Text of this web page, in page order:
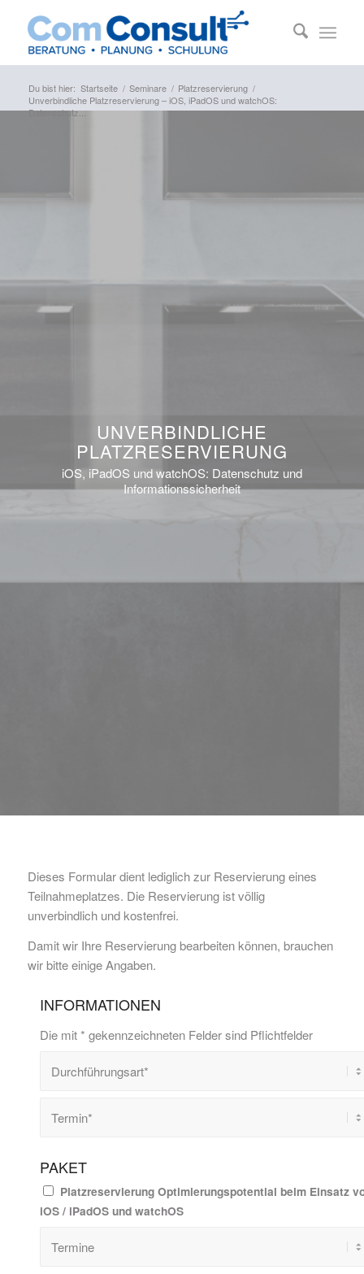
Du bist hier: Startseite / Seminare / Platzreservierung /
Unverbindliche Platzreservierung – iOS, iPadOS und watchOS:
Datenschutz...
UNVERBINDLICHE
PLATZRESERVIERUNG
iOS, iPadOS und watchOS: Datenschutz und
Informationssicherheit
Dieses Formular dient lediglich zur Reservierung eines
Teilnahmeplatzes. Die Reservierung ist völlig
unverbindlich und kostenfrei.
Damit wir Ihre Reservierung bearbeiten können, brauchen
wir bitte einige Angaben.
INFORMATIONEN
Die mit * gekennzeichneten Felder sind Pflichtfelder
PAKET
Platzreservierung Optimierungspotential beim Einsatz
iOS / iPadOS und watchOS